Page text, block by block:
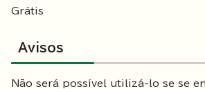
Grátis
Avisos
Não será possível utilizá-lo se se